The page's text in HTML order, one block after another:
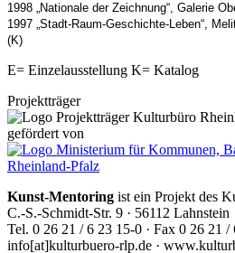
1998 „Nationale der Zeichnung“, Galerie
1997 „Stadt-Raum-Geschichte-Leben“,
(K)
E= Einzelausstellung K= Katalog
Projektträger
gefördert von
Kunst-Mentoring ist ein Projekt des
C.-S.-Schmidt-Str. 9 · 56112 Lahnstein
Tel. 0 26 21 / 6 23 15-0 · Fax 0 26 21 /
info[at]kulturbuero-rlp.de ·